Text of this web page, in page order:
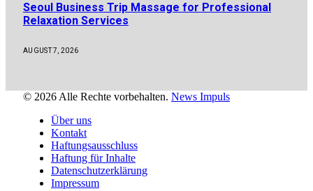
Seoul Business Trip Massage for Professional
Relaxation Services
AUGUST 7, 2026
© 2026 Alle Rechte vorbehalten. News Impuls
Über uns
Kontakt
Haftungsausschluss
Haftung für Inhalte
Datenschutzerklärung
Impressum